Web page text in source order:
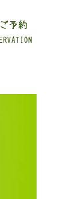
予約